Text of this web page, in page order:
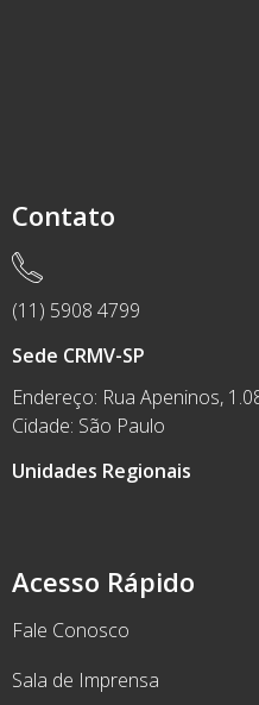
Acesso Rápido
Fale Conosco
Sala de Imprensa
Contato
(11) 5908 4799
Sede CRMV-SP
Endereço: Rua Apeninos,
Cidade: São Paulo
Unidades Regionais